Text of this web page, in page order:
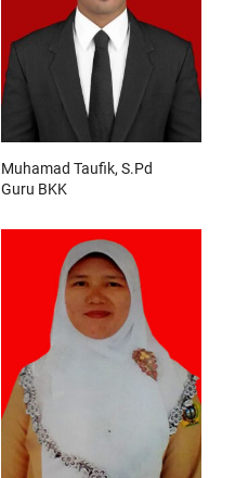
Muhamad Taufik, S.Pd
Guru BKK